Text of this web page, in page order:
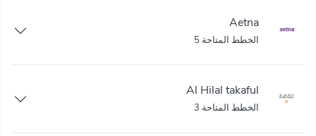
Aetna
الخطط المتاحة 5
Al Hilal takaful
الخطط المتاحة 3